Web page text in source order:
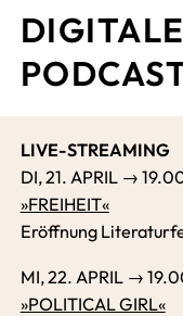
LIVE-STREAMING
DI, 21. APRIL →
»FREIHEIT«
Eröffnung
MI, 22. APRIL →
»POLITICAL GIRL«